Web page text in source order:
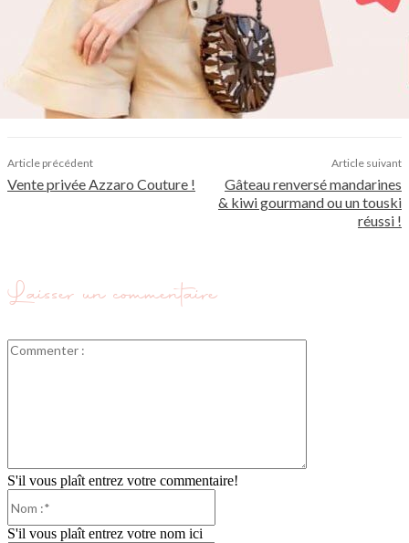
Article précédent
Vente privée Azzaro Couture !
Article suivant
Gâteau renversé mandarines
& kiwi gourmand ou un touski
réussi !
Laisser un commentaire
S'il vous plaît entrez votre commentaire!
S'il vous plaît entrez votre nom ici